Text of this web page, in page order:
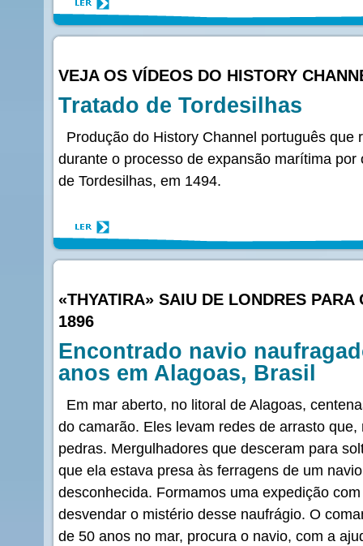
VEJA OS VÍDEOS DO HISTORY
Tratado de Tordesilhas
Produção do History Channel português que
durante o processo de expansão marítima
de Tordesilhas, em 1494.
«THYATIRA» SAIU DE LONDRES
1896
Encontrado navio
anos em Alagoas, Brasil
Em mar aberto, no litoral de Alagoas,
do camarão. Eles levam redes de arrasto
pedras. Mergulhadores que desceram para
que ela estava presa às ferragens de um
desconhecida. Formamos uma expedição
desvendar o mistério desse naufrágio. O
de 50 anos no mar, procura o navio, com a